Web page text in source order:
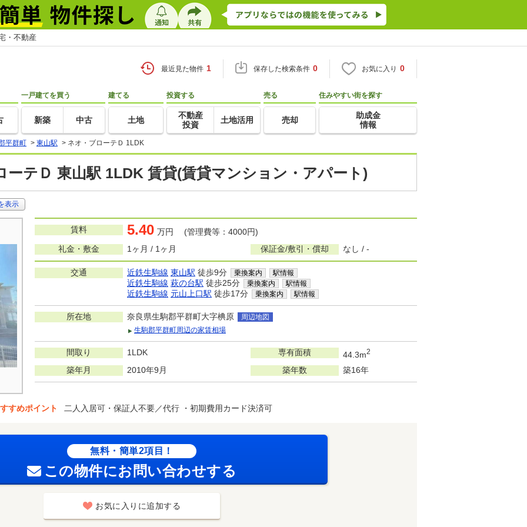
・不動産
最近見た物件 1 保存した検索条件 0 お気に入り 0
一戸建てを買う
新築 中古
建てる
土地
投資する
不動産
投資
土地活用
売る
売却
住みやすい街を探す
助成金
情報
平群町 > 東山駅 > ネオ・ブローテＤ 1LDK
ーテＤ 東山駅 1LDK 賃貸(賃貸マンション・アパート)
表示
賃料 5.40 万円 (管理費等：4000円)
礼金・敷金
1ヶ月 / 1ヶ月 保証金/敷引・償却 なし / -
交通 近鉄生駒線 東山駅 徒歩9分 乗換案内 駅情報
近鉄生駒線 萩の台駅 徒歩25分 乗換案内 駅情報
近鉄生駒線 元山上口駅 徒歩17分 乗換案内 駅情報
所在地 奈良県生駒郡平群町大字椣原
周辺地図
生駒郡平群町周辺の家賃相場
間取り 1LDK 専有面積 44.3m2
築年月 2010年9月 築年数 築16年
すめポイント 二人入居可・保証人不要／代行 ・初期費用カード決済可
無料・簡単2項目！
この物件にお問い合わせする
お気に入りに追加する